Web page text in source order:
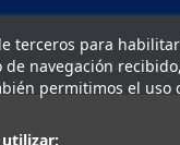
terceros para
navegación
permitimos el
© 2024